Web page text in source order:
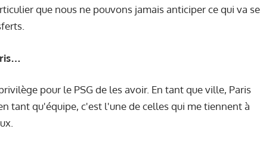
que nous ne pouvons jamais anticiper ce qui va se
pour le PSG de les avoir. En tant que ville, Paris
tant qu'équipe, c'est l'une de celles qui me tiennent à